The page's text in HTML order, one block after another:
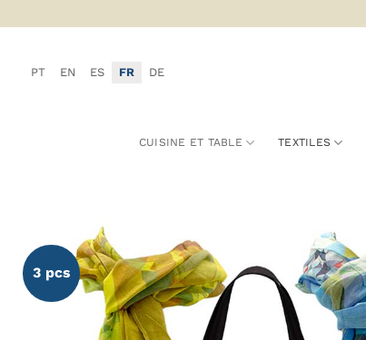
au
PT EN ES FR DE
CUISINE ET TABLE TEXTILES
3 pcs